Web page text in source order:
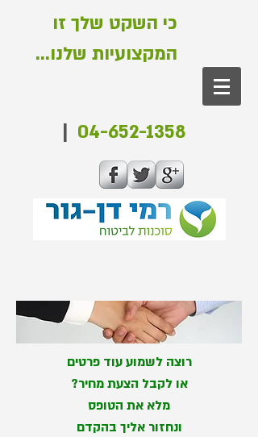
04-652-1358
|
כי השקט שלך זו
המקצועיות שלנו...
רוצה לשמוע עוד פרטים
או לקבל הצעת מחיר?
מלא את הטופס
ונחזור אליך בהקדם